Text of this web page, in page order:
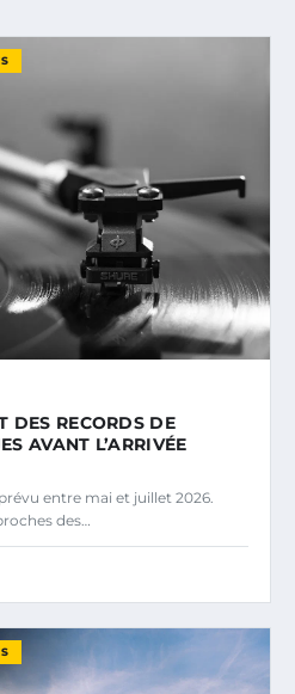
DES RECORDS DE
AVANT L’ARRIVÉE
entre mai et juillet 2026.
des…